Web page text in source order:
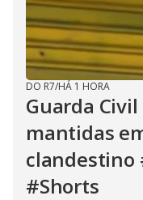
DO R7/HÁ 1 HORA
Guarda
mantidas
clandestino
#Shorts